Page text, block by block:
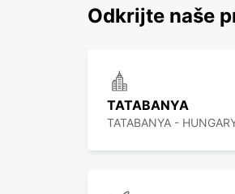
Odkrijte naše
TATABANYA
TATABANYA -